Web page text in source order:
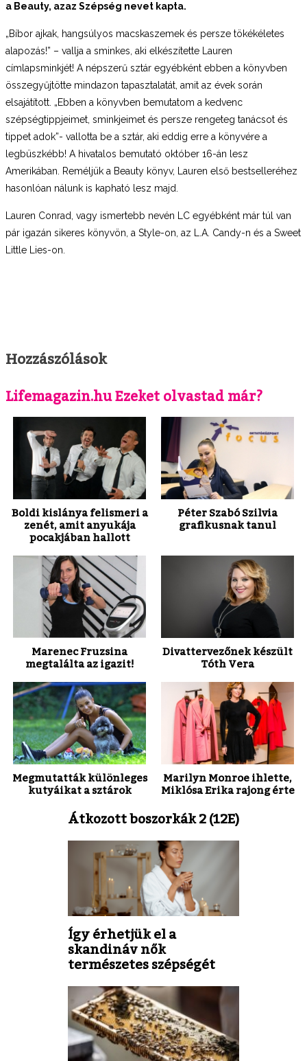
a Beauty, azaz Szépség nevet kapta.
„Bíbor ajkak, hangsúlyos macskaszemek és persze tökékéletes
alapozás!” – vallja a sminkes, aki elkészítette Lauren
címlapsminkjét! A népszerű sztár egyébként ebben a könyvben
összegyűjtötte mindazon tapasztalatát, amit az évek során
elsajátított. „Ebben a könyvben bemutatom a kedvenc
szépségtippjeimet, sminkjeimet és persze rengeteg tanácsot és
tippet adok”- vallotta be a sztár, aki eddig erre a könyvére a
legbüszkébb! A hivatalos bemutató október 16-án lesz
Amerikában. Reméljük a Beauty könyv, Lauren első bestselleréhez
hasonlóan nálunk is kapható lesz majd.
Lauren Conrad, vagy ismertebb nevén LC egyébként már túl van
pár igazán sikeres könyvön, a Style-on, az L.A. Candy-n és a Sweet
Little Lies-on.
Hozzászólások
Lifemagazin.hu Ezeket olvastad már?
Boldi kislánya felismeri a
zenét, amit anyukája
pocakjában hallott
Péter Szabó Szilvia
grafikusnak tanul
Marenec Fruzsina
megtalálta az igazit!
Divattervezőnek készült
Tóth Vera
Megmutatták különleges
kutyáikat a sztárok
Marilyn Monroe ihlette,
Miklósa Erika rajong érte
Átkozott boszorkák 2 (12E)
Így érhetjük el a
skandináv nők
természetes szépségét